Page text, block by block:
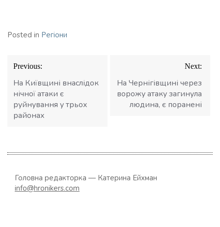
Posted in Регіони
Навігація
записів
Previous:
На Київщині внаслідок
нічної атаки є
руйнування у трьох
районах
Next:
На Чернігівщині через
ворожу атаку загинула
людина, є поранені
Головна редакторка — Катерина Ейхман
info@hronikers.com